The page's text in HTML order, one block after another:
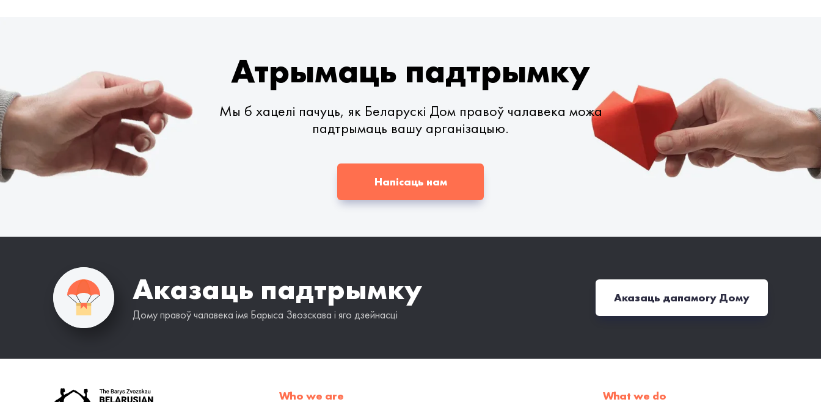
Атрымаць падтрымку
Мы б хацелі пачуць, як Беларускі Дом правоў чалавека можа
падтрымаць вашу арганізацыю.
Напісаць нам
Аказаць падтрымку
Дому правоў чалавека імя Барыса Звозскава і яго дзейнасці
Аказаць дапамогу Дому
Who we are What we do